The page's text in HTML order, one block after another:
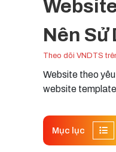
Nên Sử
Theo dõi VNDTS
Website theo
website
Mục lục